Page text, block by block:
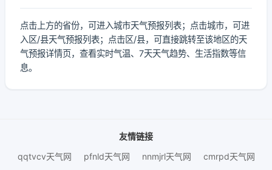
点击上方的省份，可进入城市天气预报列表；点击城市，可进
入区/县天气预报列表；点击区/县，可直接跳转至该地区的天
气预报详情页，查看实时气温、7天天气趋势、生活指数等信
息。
友情链接
qqtvcv天气网
pfnld天气网 nnmjrl天气网 cmrpd天气网